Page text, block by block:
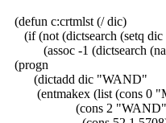
(defun c:crtmlst (/ dic)
(if (not (dictsearch (setq dic
(assoc -1 (dictsearch
(progn
(dictadd dic "WAND"
(entmakex (list (cons 0
(cons 2 "WAND")